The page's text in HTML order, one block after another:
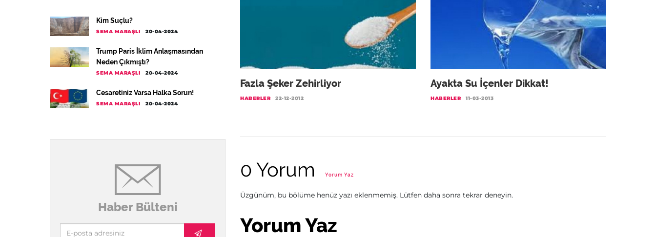
Kim Suçlu?
SEMA MARAŞLI 20-04-2024
Trump Paris İklim Anlaşmasından
Neden Çıkmıştı?
SEMA MARAŞLI 20-04-2024
Cesaretiniz Varsa Halka Sorun!
SEMA MARAŞLI 20-04-2024
Haber Bülteni
Fazla Şeker Zehirliyor
HABERLER 22-12-2012
Ayakta Su İçenler Dikkat!
HABERLER 11-03-2013
0 Yorum Yorum Yaz
Üzgünüm, bu bölüme henüz yazı eklenmemiş. Lütfen daha sonra tekrar deneyin.
Yorum Yaz